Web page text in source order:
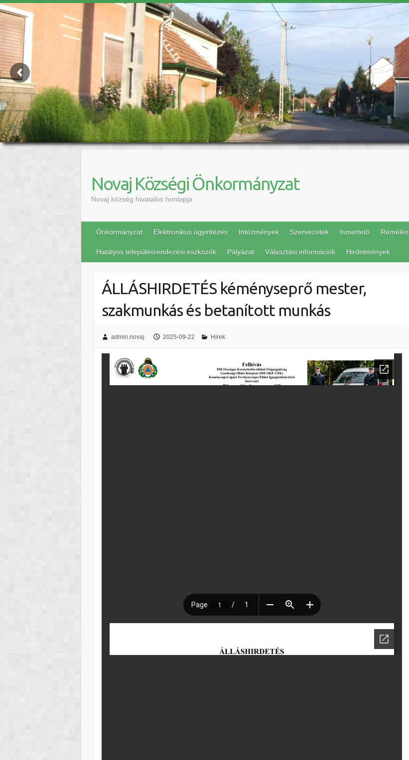
Novaj Községi Önkormányzat
Novaj község hivatalos honlapja
Önkormányzat Elektronikus ügyintézés Intézmények Szervezetek Ismertető Remélés
Hatályos településrendezési eszközök Pályázat Választási információk Hirdetmények
ÁLLÁSHIRDETÉS kéményseprő mester,
szakmunkás és betanított munkás
admin.novaj 2025-09-22 Hírek